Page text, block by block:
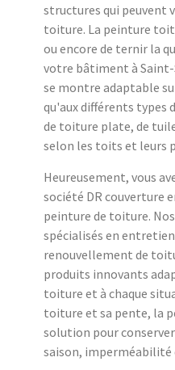
structures qui peuvent
toiture. La peinture
ou encore de ternir la
votre bâtiment à Saint-
se montre adaptable
qu'aux différents types
de toiture plate, de
selon les toits et leurs
Heureusement, vous
société DR couverture
peinture de toiture.
spécialisés en
renouvellement de
produits innovants
toiture et à chaque
toiture et sa pente, la
solution pour
saison, imperméabilité